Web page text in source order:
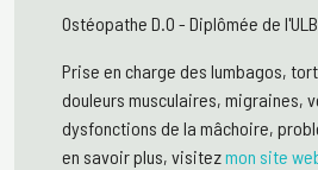
Ostéopathe D.O - Diplômée de l'ULB
Prise en charge des lumbagos,
douleurs musculaires, migraines,
dysfonctions de la mâchoire,
en savoir plus, visitezmon site